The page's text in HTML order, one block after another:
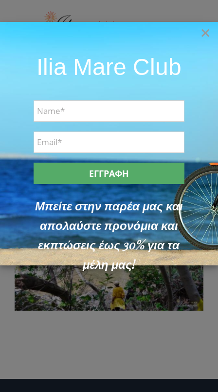
to
Dafnokouki Photos
Dafnokouki Location Photos
Καταρράκτης Δαφνοκούκι
Attractions
×
Ilia Mare Club
Μπείτε στην παρέα μας και
απολαύστε προνόμια και
εκπτώσεις έως 30% για τα
μέλη μας!